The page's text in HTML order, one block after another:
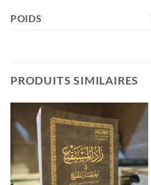
POIDS
PRODUITS SIMILAIRES